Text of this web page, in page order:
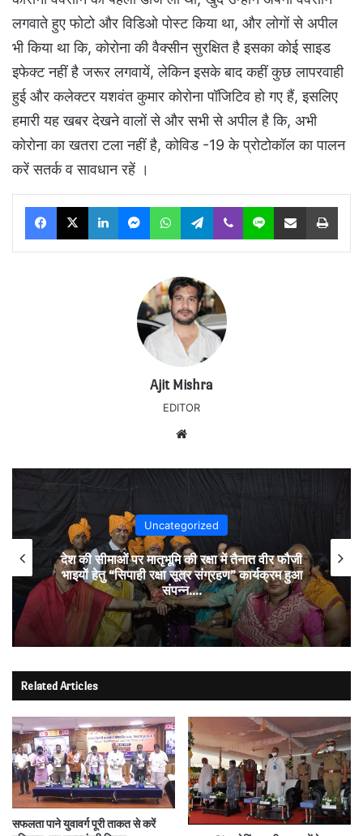
लगवाते हुए फोटो और विडिओ पोस्ट किया था, और लोगों से अपील
भी किया था कि, कोरोना की वैक्सीन सुरक्षित है इसका कोई साइड
इफेक्ट नहीं है जरूर लगवायें, लेकिन इसके बाद कहीं कुछ लापरवाही
हुई और कलेक्टर यशवंत कुमार कोरोना पॉजिटिव हो गए हैं, इसलिए
हमारी यह खबर देखने वालों से और सभी से अपील है कि, अभी
कोरोना का खतरा टला नहीं है, कोविड -19 के प्रोटोकॉल का पालन
करें सतर्क व सावधान रहें ।
Facebook
X LinkedInMessengerWhatsAppTelegram
Viber Line Share via Email Print
Ajit Mishra
EDITOR
Uncategorized
देश की सीमाओं पर मातृभूमि की रक्षा में तैनात वीर फौजी
भाइयों हेतु “सिपाही रक्षा सूत्र संग्रहण” कार्यक्रम हुआ
संपन्न….
Related Articles
सफलता पाने युवावर्ग पूरी ताकत से करें